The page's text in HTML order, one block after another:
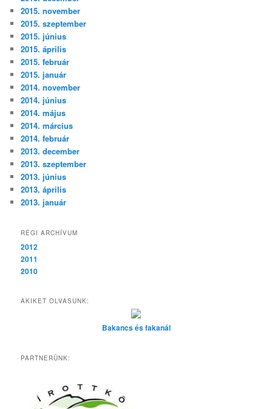
2015. november
2015. szeptember
2015. június
2015. április
2015. február
2015. január
2014. november
2014. június
2014. május
2014. március
2014. február
2013. december
2013. szeptember
2013. június
2013. április
2013. január
RÉGI ARCHÍVUM
2012
2011
2010
AKIKET OLVASUNK:
Bakancs és fakanál
PARTNERÜNK: